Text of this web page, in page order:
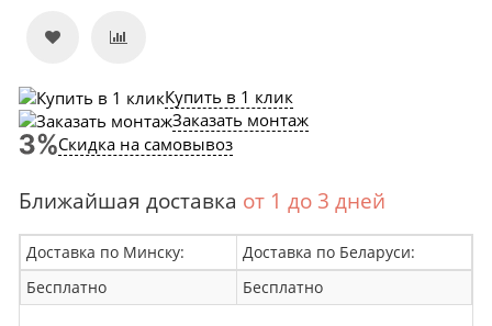
Купить в 1 клик
Заказать монтаж
Скидка на самовывоз
Ближайшая доставка от 1 до 3 дней
Доставка по Минску:
Доставка по Беларуси:
Бесплатно
Бесплатно